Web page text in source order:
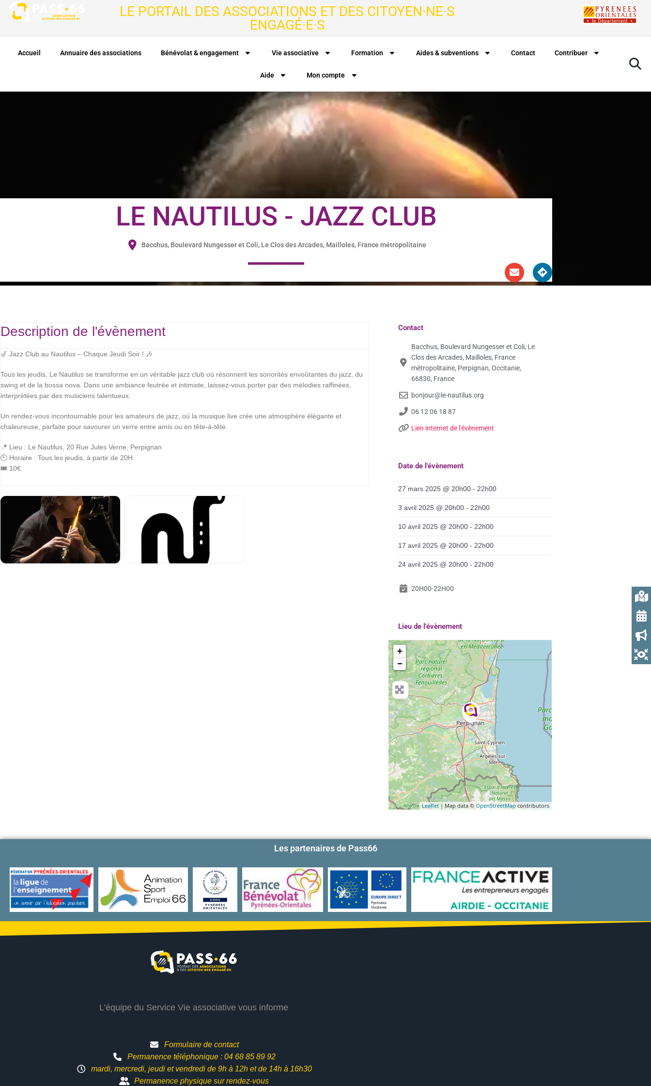
LE PORTAIL DES ASSOCIATIONS ET DES CITOYEN·NE·S
ENGAGÉ·E·S
Accueil Annuaire des associations Bénévolat & engagement Vie associative Formation Aides & subventions Contact Contribuer
Aide Mon compte
LE NAUTILUS - JAZZ CLUB
Bacchus, Boulevard Nungesser et Coli, Le Clos des Arcades, Mailloles, France métropolitaine
Description de l'évènement
🎷 Jazz Club au Nautilus – Chaque Jeudi Soir ! 🎶
Tous les jeudis, Le Nautilus se transforme en un véritable jazz club où résonnent les sonorités envoûtantes du jazz, du
swing et de la bossa nova. Dans une ambiance feutrée et intimiste, laissez-vous porter par des mélodies raffinées,
interprétées par des musiciens talentueux.
Un rendez-vous incontournable pour les amateurs de jazz, où la musique live crée une atmosphère élégante et
chaleureuse, parfaite pour savourer un verre entre amis ou en tête-à-tête.
📍 Lieu : Le Nautilus, 20 Rue Jules Verne, Perpignan
🕘 Horaire : Tous les jeudis, à partir de 20H
🎟️ 10€
Contact
Bacchus, Boulevard Nungesser et Coli, Le
Clos des Arcades, Mailloles, France
métropolitaine, Perpignan, Occitanie,
66830, France
bonjour@le-nautilus.org
06 12 06 18 87
Lien internet de l'évènement
Date de l'évènement
27 mars 2025 @ 20h00 - 22h00
3 avril 2025 @ 20h00 - 22h00
10 avril 2025 @ 20h00 - 22h00
17 avril 2025 @ 20h00 - 22h00
24 avril 2025 @ 20h00 - 22h00
20H00-22H00
Lieu de l'évènement
+
−
Leaflet| Map data ©OpenStreetMapcontributors
Les partenaires de Pass66
L’équipe du Service Vie associative vous informe
Formulaire de contact
Permanence téléphonique : 04 68 85 89 92
mardi, mercredi, jeudi et vendredi de 9h à 12h etde 14h à 16h30
Permanence physique sur rendez-vous